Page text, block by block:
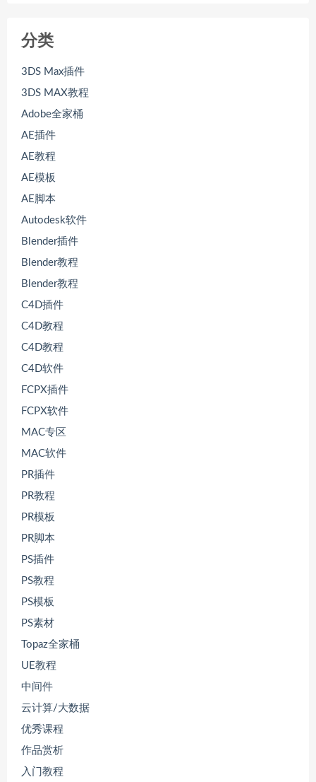
分类
3DS Max插件
3DS MAX教程
Adobe全家桶
AE插件
AE教程
AE模板
AE脚本
Autodesk软件
Blender插件
Blender教程
Blender教程
C4D插件
C4D教程
C4D教程
C4D软件
FCPX插件
FCPX软件
MAC专区
MAC软件
PR插件
PR教程
PR模板
PR脚本
PS插件
PS教程
PS模板
PS素材
Topaz全家桶
UE教程
中间件
云计算/大数据
优秀课程
作品赏析
入门教程